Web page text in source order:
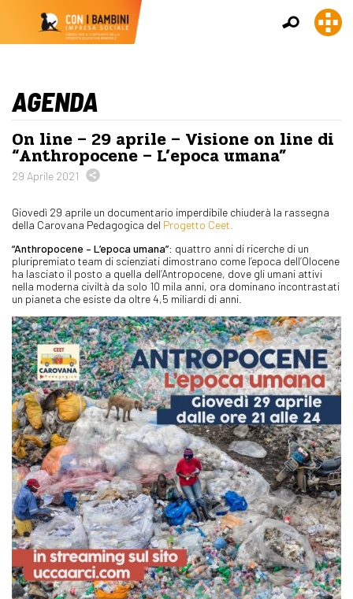
AGENDA
On line – 29 aprile – Visione on line di
“Anthropocene – L’epoca umana”
29 Aprile 2021
Giovedì 29 aprile un documentario imperdibile chiuderà la rassegna
della Carovana Pedagogica del Progetto Ceet.
“Anthropocene – L’epoca umana”: quattro anni di ricerche di un
pluripremiato team di scienziati dimostrano come l’epoca dell’Olocene
ha lasciato il posto a quella dell’Antropocene, dove gli umani attivi
nella moderna civiltà da solo 10 mila anni, ora dominano incontrastati
un pianeta che esiste da oltre 4,5 miliardi di anni.